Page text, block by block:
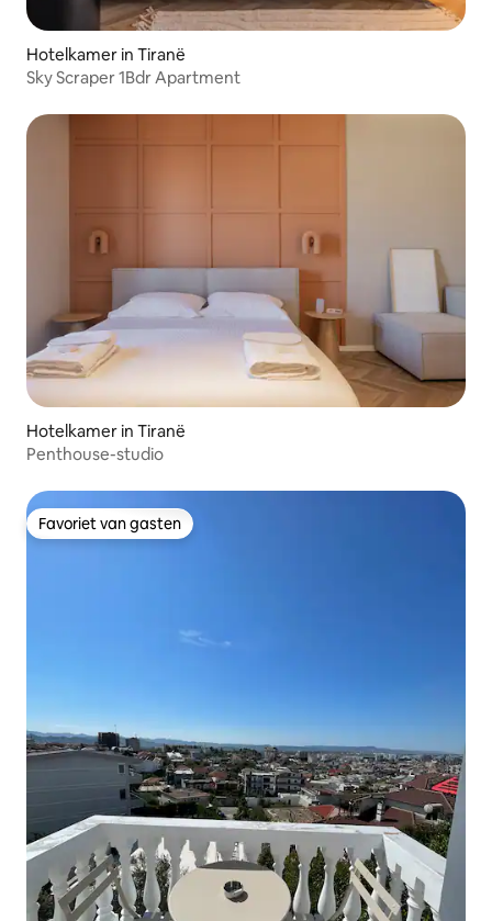
Hotelkamer in Tiranë
Sky Scraper 1Bdr Apartment
Hotelkamer in Tiranë
Penthouse-studio
Favoriet van gasten
Favoriet van gasten